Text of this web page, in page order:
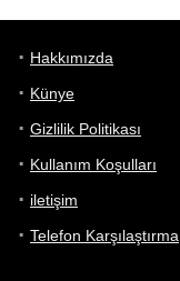
Hakkımızda
Künye
Gizlilik Politikası
Kullanım Koşulları
iletişim
Telefon Karşılaştırma